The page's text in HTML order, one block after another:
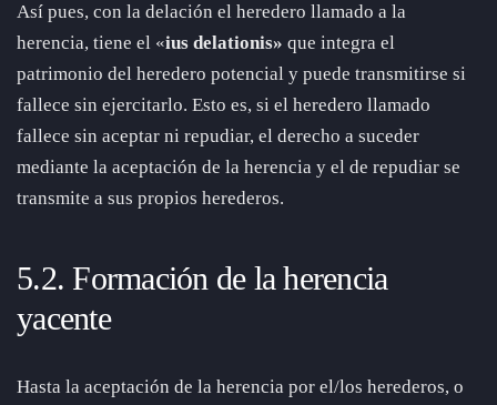
Así pues, con la delación el heredero llamado a la
herencia, tiene el «ius delationis» que integra el
patrimonio del heredero potencial y puede transmitirse si
fallece sin ejercitarlo. Esto es, si el heredero llamado
fallece sin aceptar ni repudiar, el derecho a suceder
mediante la aceptación de la herencia y el de repudiar se
transmite a sus propios herederos.
5.2. Formación de la herencia
yacente
Hasta la aceptación de la herencia por el/los herederos, o